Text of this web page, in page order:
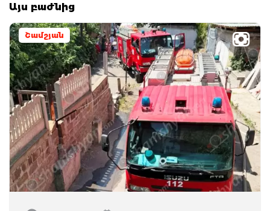
Այս բաժնից
Շամշյան